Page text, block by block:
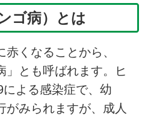
ゴ病）とは
くなることから、
」とも呼ばれます。ヒ
による感染症で、幼
がみられますが、成人